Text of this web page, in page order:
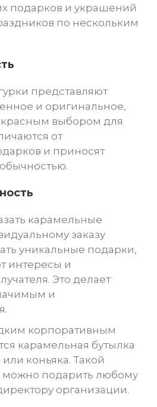
подарков и украшений
по нескольким
представляют
и оригинальное,
выбором для
от
и приносят
карамельные
заказу
уникальные подарки,
интересы и
Это делает
и
корпоративным
карамельная бутылка
коньяка. Такой
можно подарить любому
организации.